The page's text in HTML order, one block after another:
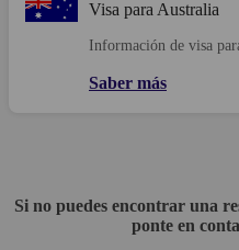
Visa para Australia
Información de visa
Saber más
Si no puedes encontrar una
ponte en